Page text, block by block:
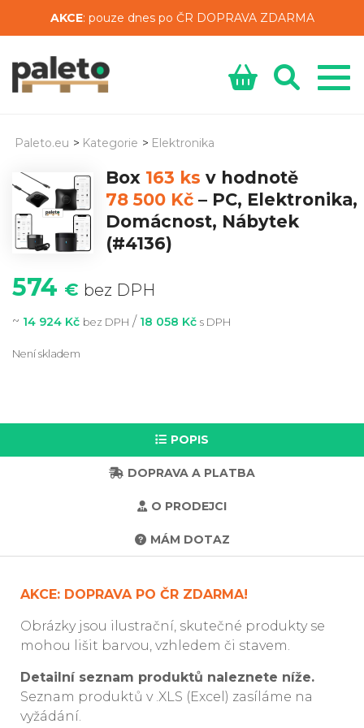
AKCE: pouze dnes po ČR DOPRAVA ZDARMA
Paleto.eu > Kategorie > Elektronika
Box 163 ks v hodnotě
78 500 Kč – PC, Elektronika,
Domácnost, Nábytek
(#4136)
574 € bez DPH
~ 14 924 Kč bez DPH / 18 058 Kč s DPH
Není skladem
POPIS
DOPRAVA A PLATBA
O PRODEJCI
MÁM DOTAZ
AKCE: DOPRAVA PO ČR ZDARMA!
Obrázky jsou ilustrační, skutečné produkty se
mohou lišit barvou, vzhledem či stavem.
Detailní seznam produktů naleznete níže.
Seznam produktů v .XLS (Excel) zasíláme na
vyžádání.